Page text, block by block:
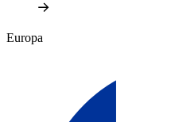
Europa​​